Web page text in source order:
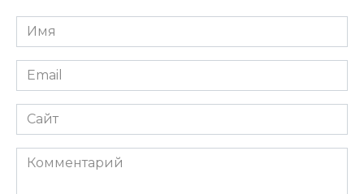
Имя
*
Email
*
Сайт
Комментарий